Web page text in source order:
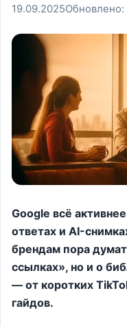
19.09.2025Обновлено:
Google всё
ответах и AI-
брендам пора
ссылках», но и о
— от коротких
гайдов.